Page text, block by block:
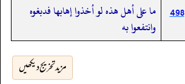
498
ما على أهل هذه لو أخذوا إهابها فدبغوه
وانتفعوا به
مزید تخریج دیکھیں